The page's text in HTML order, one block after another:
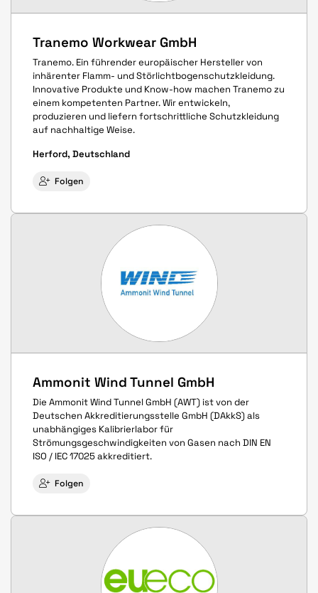
Tranemo Workwear GmbH
Tranemo. Ein führender europäischer Hersteller von
inhärenter Flamm- und Störlichtbogenschutzkleidung.
Innovative Produkte und Know-how machen Tranemo zu
einem kompetenten Partner. Wir entwickeln,
produzieren und liefern fortschrittliche Schutzkleidung
auf nachhaltige Weise.
Herford, Deutschland
Folgen
Ammonit Wind Tunnel GmbH
Die Ammonit Wind Tunnel GmbH (AWT) ist von der
Deutschen Akkreditierungsstelle GmbH (DAkkS) als
unabhängiges Kalibrierlabor für
Strömungsgeschwindigkeiten von Gasen nach DIN EN
ISO / IEC 17025 akkreditiert.
Folgen